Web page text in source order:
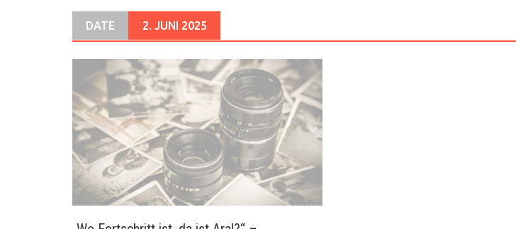
DATE 2. JUNI 2025